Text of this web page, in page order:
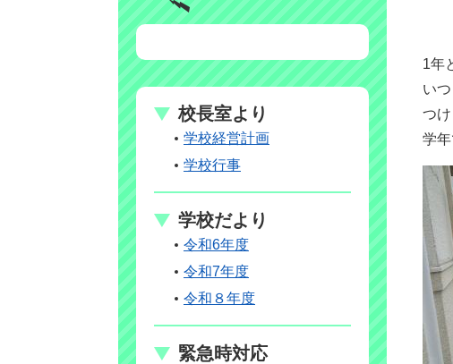
1年
い
つ
学年
校長室より
学校経営計画
学校行事
学校だより
令和6年度
令和7年度
令和８年度
緊急時対応